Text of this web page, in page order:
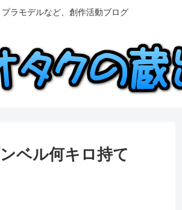
ラモデルなど、創作活動ブログ
ベル何キロ持て